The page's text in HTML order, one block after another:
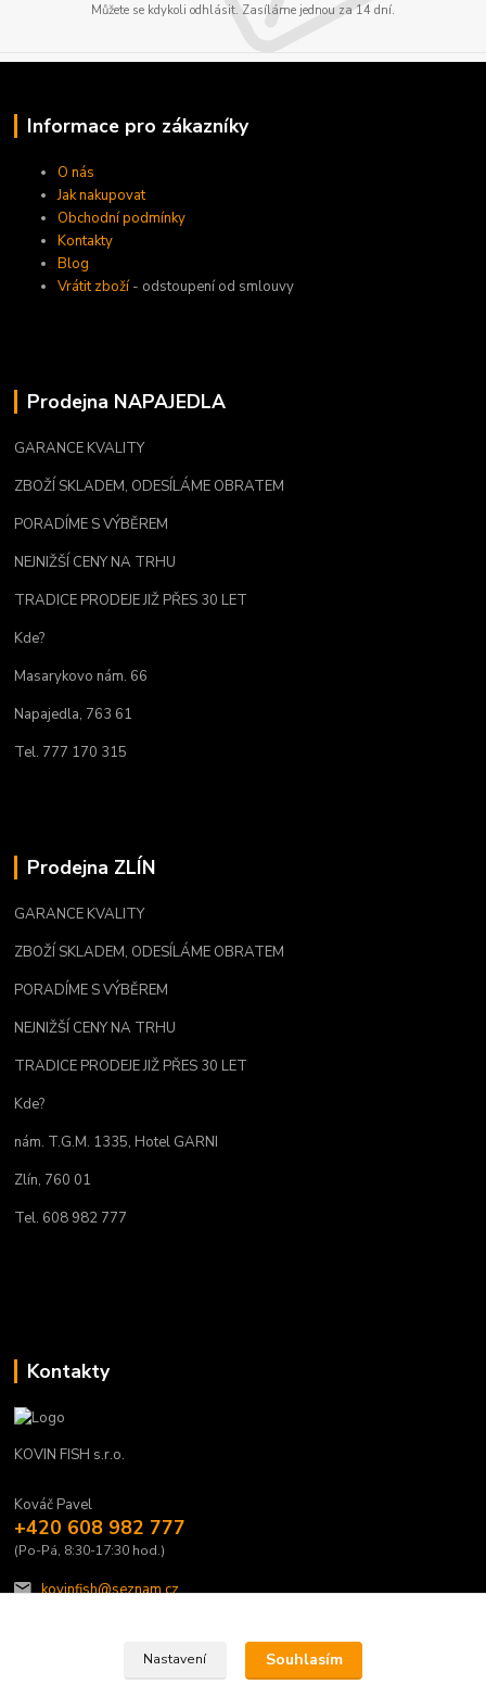
Můžete se kdykoli odhlásit. Zasíláme jednou za 14 dní.
Informace pro zákazníky
O nás
Jak nakupovat
Obchodní podmínky
Kontakty
Blog
Vrátit zboží- odstoupení od smlouvy
Prodejna NAPAJEDLA
GARANCE KVALITY
ZBOŽÍ SKLADEM, ODESÍLÁME OBRATEM
PORADÍME S VÝBĚREM
NEJNIŽŠÍ CENY NA TRHU
TRADICE PRODEJE JIŽ PŘES 30 LET
Kde?
Masarykovo nám. 66
Napajedla, 763 61
Tel. 777 170 315
Prodejna ZLÍN
GARANCE KVALITY
ZBOŽÍ SKLADEM, ODESÍLÁME OBRATEM
PORADÍME S VÝBĚREM
NEJNIŽŠÍ CENY NA TRHU
TRADICE PRODEJE JIŽ PŘES 30 LET
Kde?
nám. T.G.M. 1335, Hotel GARNI
Zlín, 760 01
Tel. 608 982 777
Kontakty
KOVIN FISH s.r.o.
Kováč Pavel
+420 608 982 777
(Po-Pá, 8:30-17:30 hod.)
kovinfish@seznam.cz
Nastavení Souhlasím